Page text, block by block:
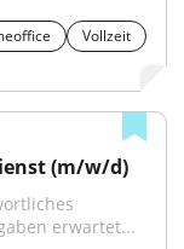
Vollzeit
(m/w/d)
erwartet...